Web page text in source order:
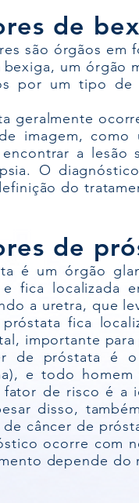
de
são órgãos em
bexiga, um órgão
por um tipo de
geralmente
imagem, como
a lesão
O
do
de
é um órgão
e fica localizada
a uretra, que
fica
importante
de próstata é
e todo
fator de risco é a
disso,
câncer de
ocorre com
depende do